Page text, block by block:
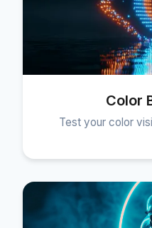
Color
Test your color